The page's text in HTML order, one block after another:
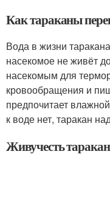
Как тараканы
Вода в жизни
насекомое не живёт
насекомым для
кровообращения и
предпочитает
к воде нет, таракан
Живучесть